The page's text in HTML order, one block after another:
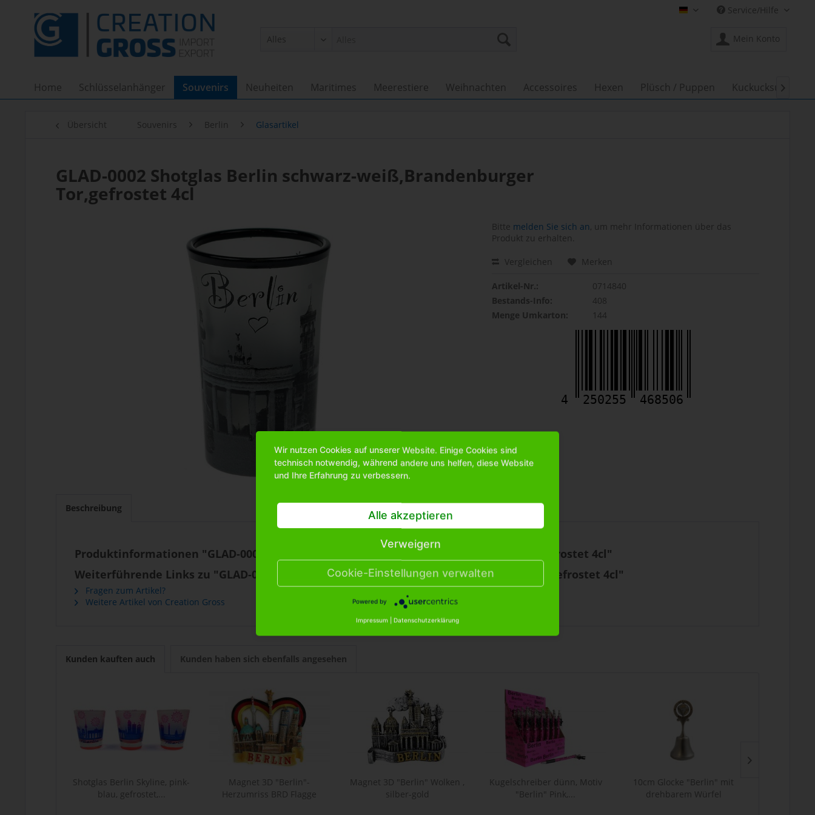
Shop Creation Gross DE
Service/Hilfe
Mein Konto
Home Schlüsselanhänger Souvenirs Neuheiten Maritimes Meerestiere Weihnachten Accessoires Hexen Plüsch / Puppen Kuckucksuhren

Übersicht Souvenirs Berlin Glasartikel
GLAD-0002 Shotglas Berlin schwarz-weiß,Brandenburger
Tor,gefrostet 4cl
Bitte melden Sie sich an, um mehr Informationen über das
Produkt zu erhalten.
Vergleichen Merken
Artikel-Nr.:
0714840
Bestands-Info:
408
Menge Umkarton:
144
4 250255 468506
Beschreibung
Produktinformationen "GLAD-0002 Shotglas Berlin schwarz-weiß,Brandenburger Tor,gefrostet 4cl"
Weiterführende Links zu "GLAD-0002 Shotglas Berlin schwarz-weiß,Brandenburger Tor,gefrostet 4cl"
Fragen zum Artikel?
Weitere Artikel von Creation Gross
Kunden kauften auch Kunden haben sich ebenfalls angesehen
Shotglas Berlin Skyline, pink-
blau, gefrostet,...
Magnet 3D "Berlin"-
Herzumriss BRD Flagge
Magnet 3D "Berlin" Wolken ,
silber-gold
Kugelschreiber dünn, Motiv
"Berlin" Pink,...
10cm Glocke "Berlin" mit
drehbarem Würfel
Wir nutzen Cookies auf unserer Website. Einige Cookies sind
technisch notwendig, während andere uns helfen, diese Website
und Ihre Erfahrung zu verbessern.
Alle akzeptieren
Verweigern
Cookie-Einstellungen verwalten
Powered by
Impressum Datenschutzerklärung